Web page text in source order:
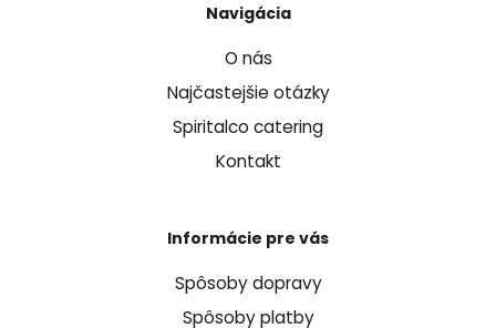
Navigácia
O nás
Najčastejšie otázky
Spiritalco catering
Kontakt
Informácie pre vás
Spôsoby dopravy
Spôsoby platby